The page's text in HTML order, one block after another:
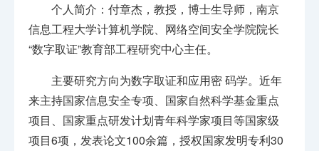
个人简介：付章杰，教授，博士生导师，南京
信息工程大学计算机学院、网络空间安全学院院长
“数字取证”教育部工程研究中心主任。
主要研究方向为数字取证和应用密 码学。近年
来主持国家信息安全专项、国家自然科学基金重点
项目、国家重点研发计划青年科学家项目等国家级
项目6项，发表论文100余篇，授权国家发明专利30